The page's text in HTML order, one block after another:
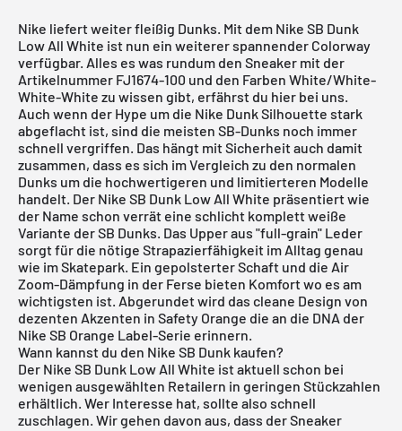
Nike liefert weiter fleißig Dunks. Mit dem Nike SB Dunk
Low All White ist nun ein weiterer spannender Colorway
verfügbar. Alles es was rundum den Sneaker mit der
Artikelnummer FJ1674-100 und den Farben White/White-
White-White zu wissen gibt, erfährst du hier bei uns.
Auch wenn der Hype um die Nike Dunk Silhouette stark
abgeflacht ist, sind die meisten SB-Dunks noch immer
schnell vergriffen. Das hängt mit Sicherheit auch damit
zusammen, dass es sich im Vergleich zu den normalen
Dunks um die hochwertigeren und limitierteren Modelle
handelt. Der Nike SB Dunk Low All White präsentiert wie
der Name schon verrät eine schlicht komplett weiße
Variante der SB Dunks. Das Upper aus "full-grain" Leder
sorgt für die nötige Strapazierfähigkeit im Alltag genau
wie im Skatepark. Ein gepolsterter Schaft und die Air
Zoom-Dämpfung in der Ferse bieten Komfort wo es am
wichtigsten ist. Abgerundet wird das cleane Design von
dezenten Akzenten in Safety Orange die an die DNA der
Nike SB Orange Label-Serie erinnern.
Wann kannst du den Nike SB Dunk kaufen?
Der Nike SB Dunk Low All White ist aktuell schon bei
wenigen ausgewählten Retailern in geringen Stückzahlen
erhältlich. Wer Interesse hat, sollte also schnell
zuschlagen. Wir gehen davon aus, dass der Sneaker